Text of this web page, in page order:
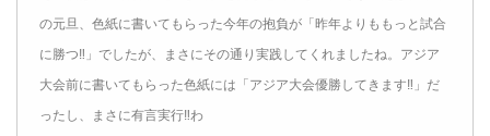
の元旦、色紙に書いてもらった今年の抱負が「昨年よりももっと試合
に勝つ‼︎」でしたが、まさにその通り実践してくれましたね。アジア
大会前に書いてもらった色紙には「アジア大会優勝してきます‼︎」だ
ったし、まさに有言実行‼︎わ